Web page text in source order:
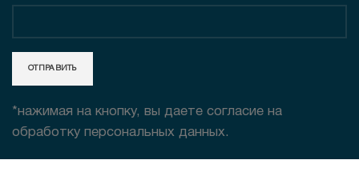
*нажимая на кнопку, вы даете согласие на
обработку персональных данных.